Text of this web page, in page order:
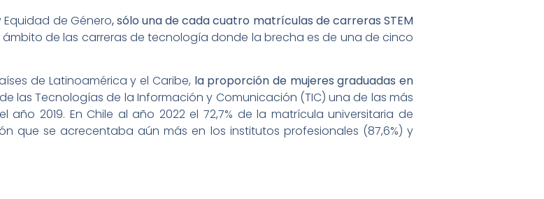
Equidad de Género, sólo una de cada cuatro matrículas de carreras STEM
de las carreras de tecnología donde la brecha es de una de cinco
de Latinoamérica y el Caribe, la proporción de mujeres graduadas en
las Tecnologías de la Información y Comunicación (TIC) una de las más
2019. En Chile al año 2022 el 72,7% de la matrícula universitaria de
que se acrecentaba aún más en los institutos profesionales (87,6%) y